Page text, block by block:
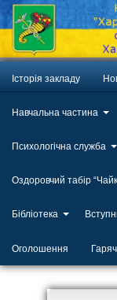
Історія закладу
Навчальна частина
Психологічна служба
Оздоровчий табір
Бібліотека
Оголошення